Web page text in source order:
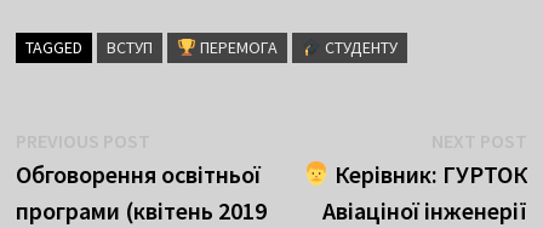
TAGGED ВСТУП ПЕРЕМОГА СТУДЕНТУ
записів post:
Обговорення освітньої
програми (квітень 2019
Керівник: ГУРТОК
Авіаціної інженерії